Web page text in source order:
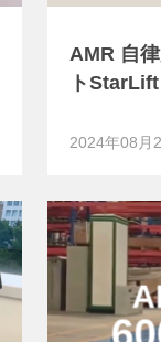
AMR 自
ト
2024年08月